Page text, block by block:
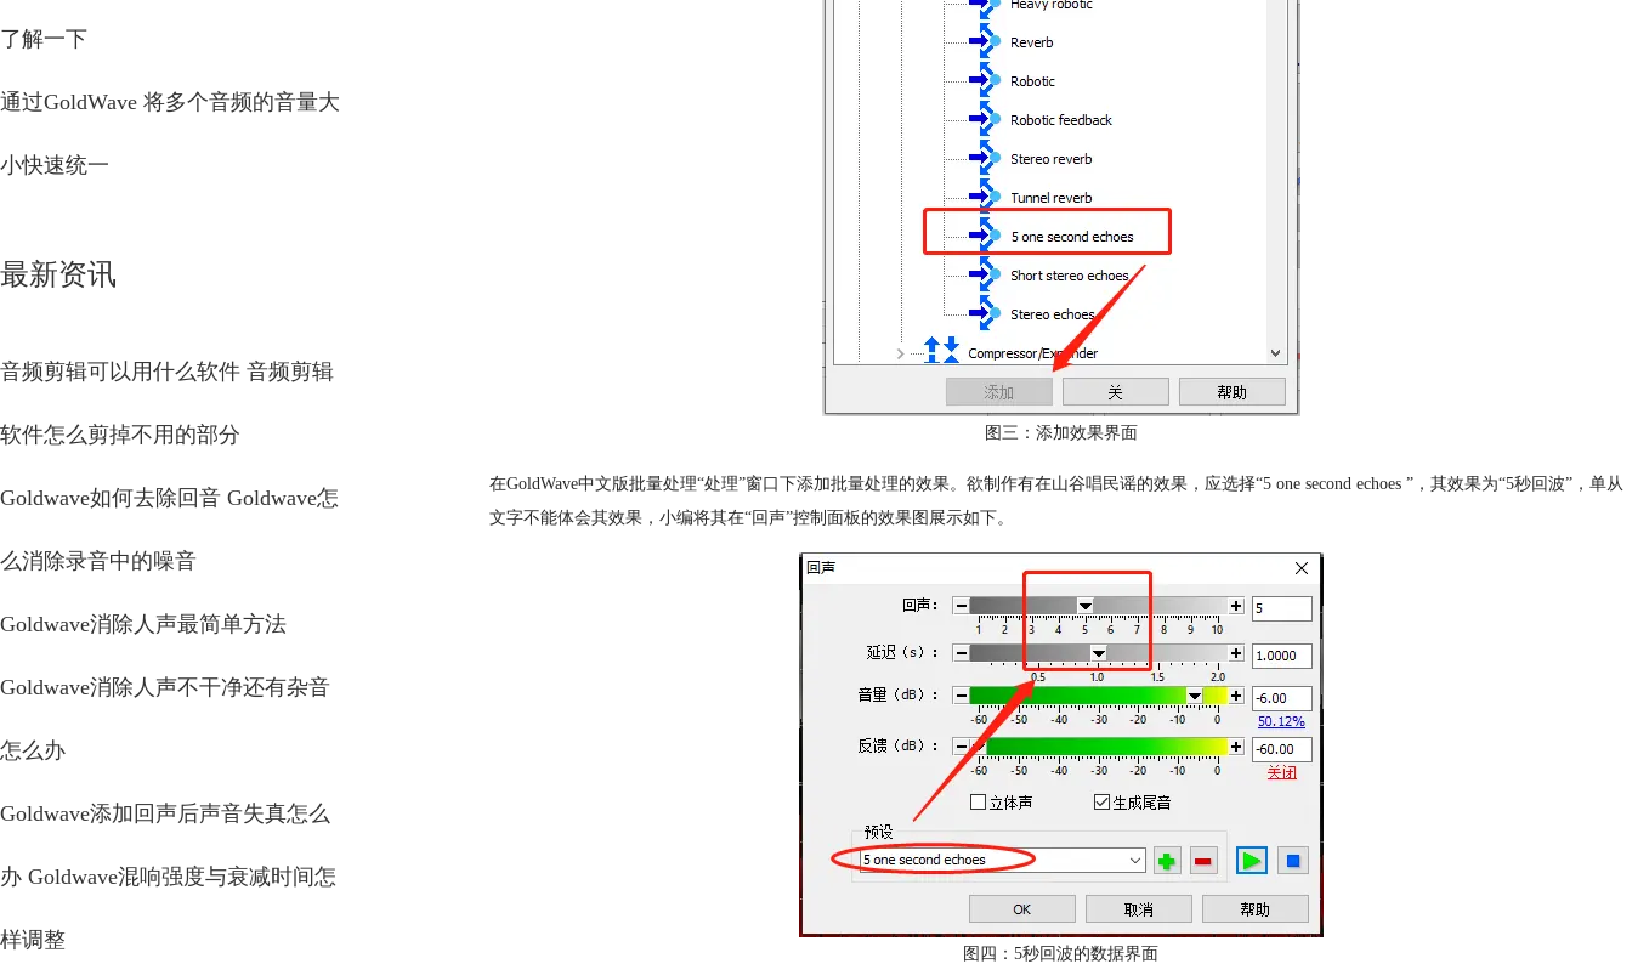
了解一下
通过GoldWave 将多个音频的音量大
小快速统一
最新资讯
音频剪辑可以用什么软件 音频剪辑
软件怎么剪掉不用的部分
Goldwave如何去除回音 Goldwave怎
么消除录音中的噪音
Goldwave消除人声最简单方法
Goldwave消除人声不干净还有杂音
怎么办
Goldwave添加回声后声音失真怎么
办 Goldwave混响强度与衰减时间怎
样调整
图三：添加效果界面
在GoldWave中文版批量处理“处理”窗口下添加批量处理的效果。欲制作有在山谷唱民谣的效果，应选择“5 one second echoes ”，其效果为“5秒回波”，单从
文字不能体会其效果，小编将其在“回声”控制面板的效果图展示如下。
图四：5秒回波的数据界面